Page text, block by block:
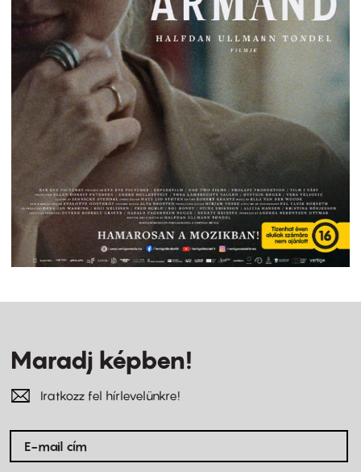
Maradj képben!
Iratkozz fel hírlevelünkre!